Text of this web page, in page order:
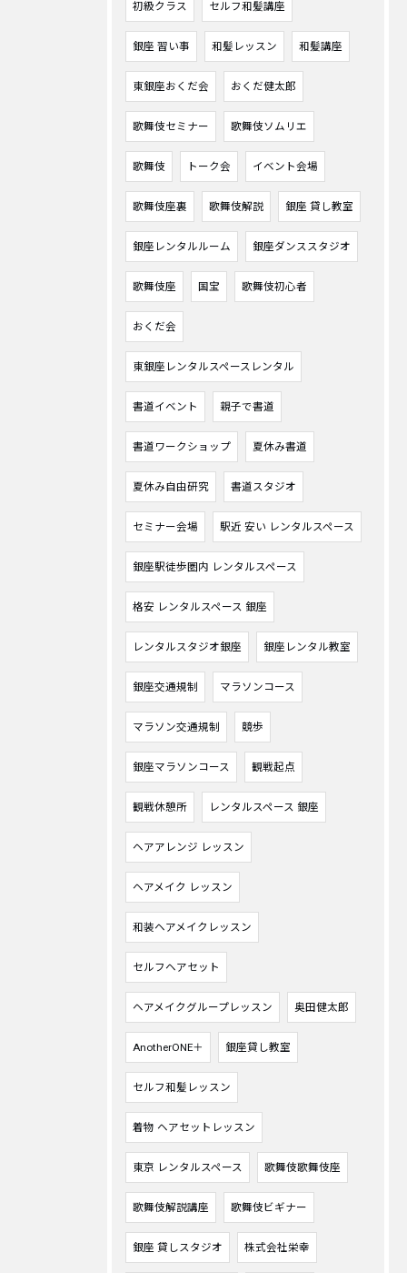
初級クラス セルフ和髪講座
銀座 習い事 和髪レッスン 和髪講座
東銀座おくだ会 おくだ健太郎
歌舞伎セミナー 歌舞伎ソムリエ
歌舞伎 トーク会 イベント会場
歌舞伎座裏 歌舞伎解説 銀座 貸し教室
銀座レンタルルーム 銀座ダンススタジオ
歌舞伎座 国宝 歌舞伎初心者
おくだ会
東銀座レンタルスペースレンタル
書道イベント 親子で書道
書道ワークショップ 夏休み書道
夏休み自由研究 書道スタジオ
セミナー会場 駅近 安い レンタルスペース
銀座駅徒歩圏内 レンタルスペース
格安 レンタルスペース 銀座
レンタルスタジオ銀座 銀座レンタル教室
銀座交通規制 マラソンコース
マラソン交通規制 競歩
銀座マラソンコース 観戦起点
観戦休憩所 レンタルスペース 銀座
ヘアアレンジ レッスン
ヘアメイク レッスン
和装ヘアメイクレッスン
セルフヘアセット
ヘアメイクグループレッスン 奥田健太郎
AnotherONE＋ 銀座貸し教室
セルフ和髪レッスン
着物 ヘアセットレッスン
東京 レンタルスペース 歌舞伎歌舞伎座
歌舞伎解説講座 歌舞伎ビギナー
銀座 貸しスタジオ 株式会社栄幸